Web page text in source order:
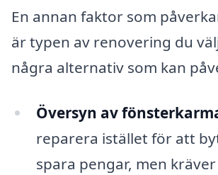
En annan faktor som
är typen av renovering du
några alternativ som kan
Översyn av
reparera istället för att
spara pengar, men